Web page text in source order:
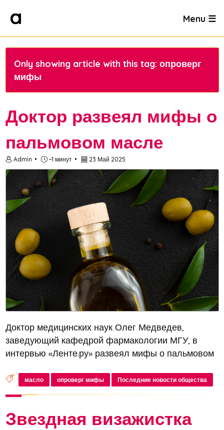
Menu ☰
Only showing article with this tag: опроверг
мифы
Доктор развеял мифы о
пальмовом масле
Admin ~1 минут 23 Май 2025
Доктор медицинских наук Олег Медведев,
заведующий кафедрой фармакологии МГУ, в
интервью «Ленте.ру» развеял мифы о пальмовом
насыщенных жиров. Он отметил, что это масло не
запрещено к употреблению ни в од...
масло опроверг мифы Последние новости общества
Звездная визажистка